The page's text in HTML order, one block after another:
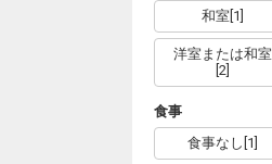
和室 1
洋室または和室
[2
食事
食事なし 1